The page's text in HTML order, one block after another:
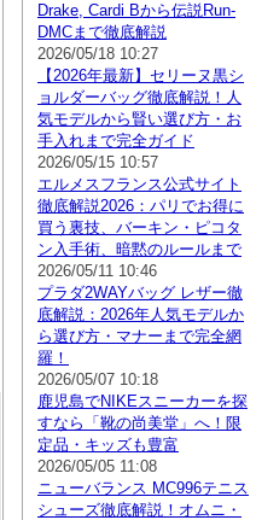
Drake, Cardi Bから伝説Run-
DMCまで徹底解説
2026/05/18 10:27
【2026年最新】セリーヌ黒シ
ョルダーバッグ徹底解説！人
気モデルから賢い選び方・お
手入れまで完全ガイド
2026/05/15 10:57
エルメスフランス公式サイト
徹底解説2026：パリでお得に
買う裏技、バーキン・ピコタ
ン入手術、暗黙のルールまで
2026/05/11 10:46
プラダ2WAYバッグ レザー徹
底解説：2026年人気モデルか
ら選び方・マナーまで完全網
羅！
2026/05/07 10:18
鹿児島でNIKEスニーカーを探
すなら「靴の尚美堂」へ！限
定品・キッズも豊富
2026/05/05 11:08
ニューバランス MC996テニス
シューズ徹底解説！オムニ・